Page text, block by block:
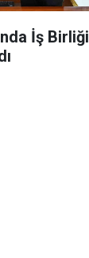
İş Birliği